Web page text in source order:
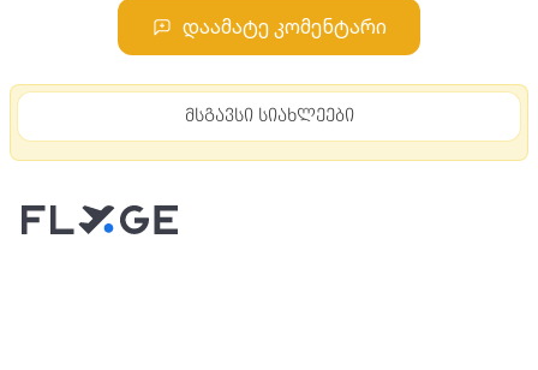
დაამატე კომენტარი
მსგავსი სიახლეები